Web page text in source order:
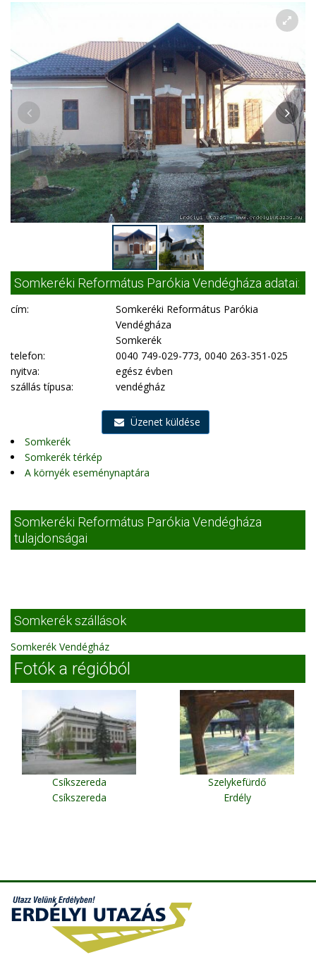
Somkeréki Református Parókia Vendégháza adatai:
cím:
Somkeréki Református Parókia
Vendégháza
Somkerék
telefon:
0040 749-029-773, 0040 263-351-025
nyitva:
egész évben
szállás típusa:
vendégház
Üzenet küldése
Somkerék
Somkerék térkép
A környék eseménynaptára
Somkeréki Református Parókia Vendégháza
tulajdonságai
Somkerék szállások
Somkerék Vendégház
Fotók a régióból
Csíkszereda
Csíkszereda
Szelykefürdő
Erdély